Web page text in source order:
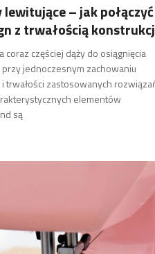
– jak połączyć
z trwałością
coraz częściej dąży do osiągnięcia
jednoczesnym zachowaniu
trwałości zastosowanych
elementów
są